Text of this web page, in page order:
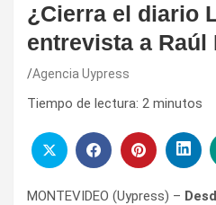
¿Cierra el diario
entrevista a Raúl
Agencia Uypress
Tiempo de lectura: 2 minutos
MONTEVIDEO (Uypress) –